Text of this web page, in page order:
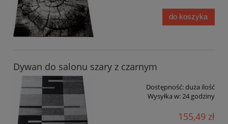
do koszyka
Dywan do salonu szary z czarnym
Dostępność:duża ilość
Wysyłka w:24 godziny
155,49 zł